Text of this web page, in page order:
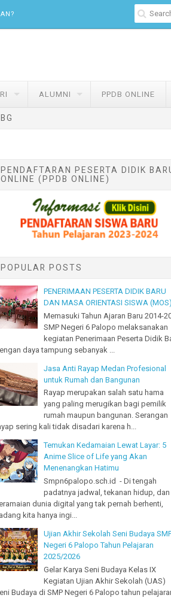
ALUMNI PPDB ONLINE
BG
PENDAFTARAN PESERTA DIDIK
ONLINE (PPDB ONLINE)
POPULAR POSTS
PENERIMAAN PESERTA DIDIK BARU
DAN MASA ORIENTASI SISWA (MOS)
Memasuki Tahun Ajaran Baru 2014-
SMP Negeri 6 Palopo melaksanakan
kegiatan Penerimaan Peserta Didik
daya tampung sebanyak ...
Jasa Anti Rayap Medan Profesional
untuk Rumah dan Bangunan
Rayap merupakan salah satu hama
yang paling merugikan bagi pemilik
rumah maupun bangunan. Serangan
sering kali tidak disadari karena h...
Temukan Kedamaian Lewat Layar: 5
Anime Slice of Life yang Akan
Menenangkan Hatimu
Smpn6palopo.sch.id - Di tengah
padatnya jadwal, tekanan hidup, dan
dunia digital yang tak pernah berhenti,
kita hanya ingi...
Ujian Akhir Sekolah Seni Budaya
Negeri 6 Palopo Tahun Pelajaran
2025/2026
Gelar Karya Seni Budaya Kelas IX
Kegiatan Ujian Akhir Sekolah (UAS)
Budaya di SMP Negeri 6 Palopo tahun